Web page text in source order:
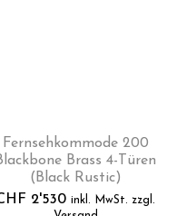
Fernsehkommode 200
Brass 4-Türen
(Black Rustic)
2'530 inkl. MwSt. zzgl.